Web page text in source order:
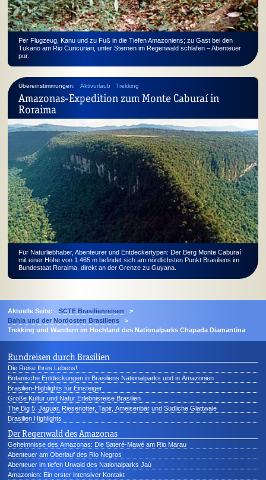
Per Flugzeug, Kanu und zu Fuß in die Tiefen Amazoniens; zu Gast bei den
Tukano am Rio Curicuriari, unter Sternen im Regenwald schlafen – Abenteuer
pur.
Übereinstimmungen: Aktivurlaub Trekking
Amazonas-Expedition zum Monte Caburaí in
Roraima
Für Naturliebhaber, Abenteurer und Entdeckertypen: Der Berg Monte Caburaí
mit einer Höhe von 1.465 m befindet sich am nördlichsten Punkt Brasiliens im
Bundestaat Roraima, direkt an der Grenze zu Guyana.
Aktuelle Seite: SCTE Brasilienreisen
>
Bahia und der Nordosten Brasiliens
>
Trekking und Wandern im Hochland des Nationalparks Chapada Diamantina
Rundreisen durch Brasilien
Die Reise Ihres Lebens!
Botanische Entdeckungen in Brasiliens Nationalparks und in Amazonien
Brasilien-Highlights für Einsteiger
Große Kultur und Natur Erlebnisreise Brasilien
The Big 5: Jaguar, Riesenotter, Tapir, Ameisenbär und Südliche Glattwale
Brasilien Highlights
Der Regenwald des Amazonas
Geheimnisse des Amazonas: Die Sateré-Mawé am Rio Marau
Abenteuer am Oberlauf des Rio Negros
Abenteuer im tiefen Urwald des Nationalparks Jaú
Amazonien: Ein erster intensiver Kontakt